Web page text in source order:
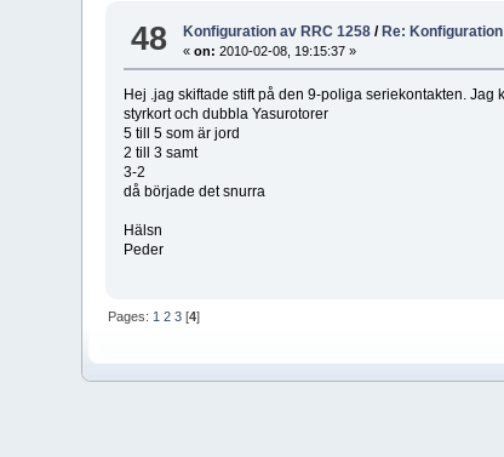
48 Konfiguration av RRC 1258 / Re:
«on: 2010-02-08, 19:15:37 »
Hej .jag skiftade stift på den 9-poliga seriekontakten. Jag
styrkort och dubbla Yasurotorer
5 till 5 som är jord
2 till 3 samt
3-2
då började det snurra
Hälsn
Peder
Pages: 1 2 3 [4]